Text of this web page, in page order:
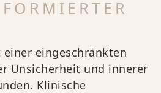
eingeschränkten
Unsicherheit und innerer
Klinische